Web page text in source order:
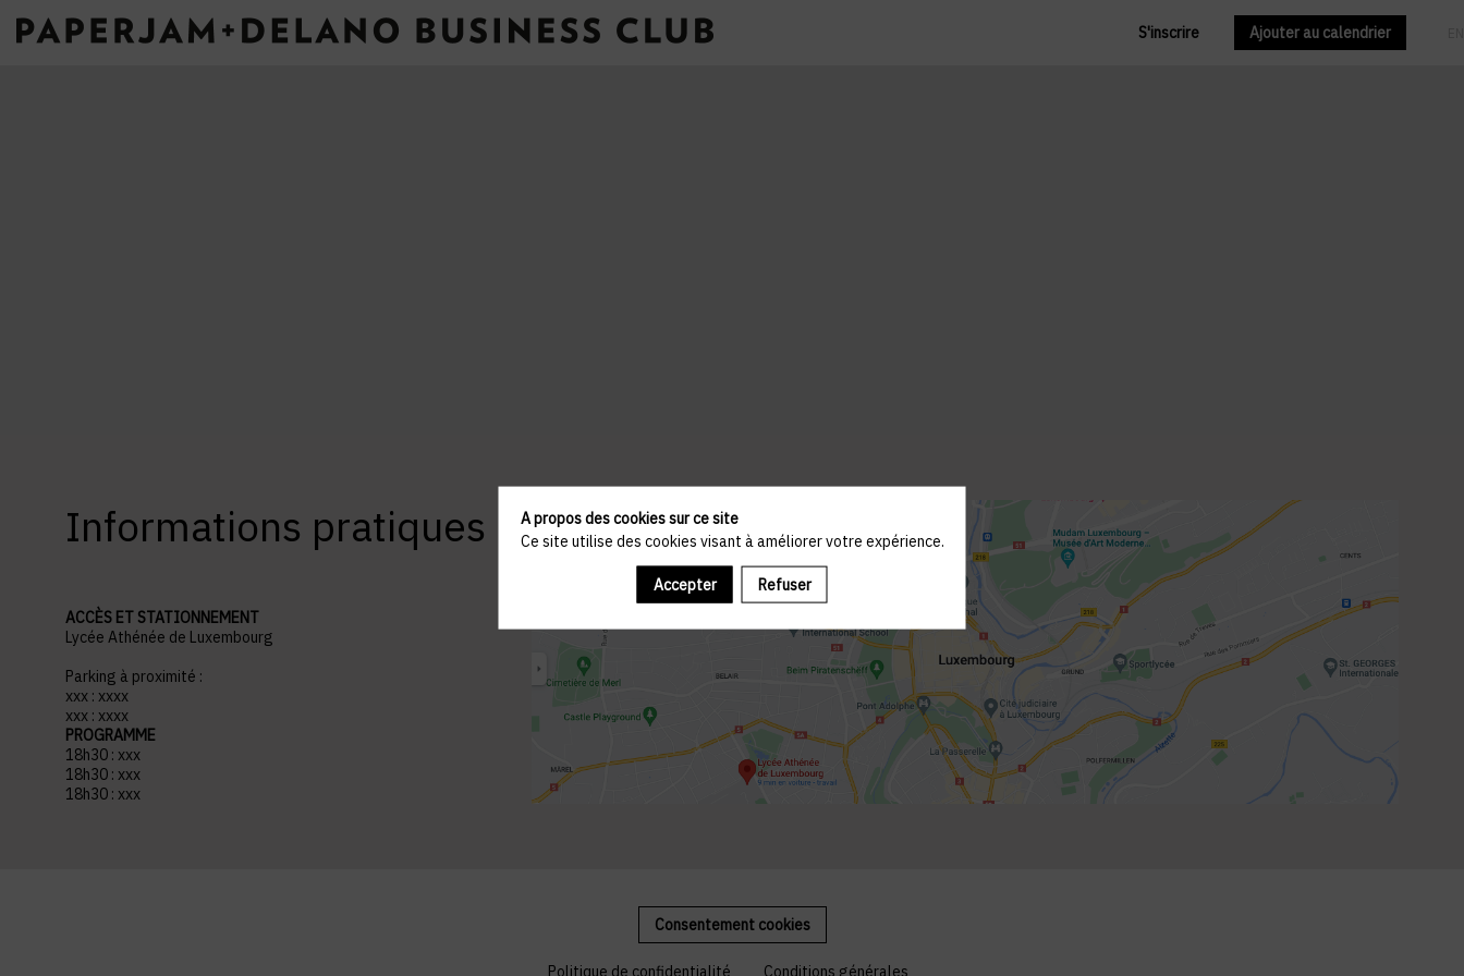
S'inscrire Ajouter au calendrier
Informations pratiques
ACCÈS ET STATIONNEMENT
Lycée Athénée de Luxembourg
Parking à proximité :
xxx : xxxx
xxx : xxxx
PROGRAMME
18h30 : xxx
18h30 : xxx
18h30 : xxx
Consentement cookies
Politique de confidentialité Conditions générales
A propos des cookies sur ce site
Ce site utilise des cookies visant à améliorer votre expérience.
Accepter Refuser